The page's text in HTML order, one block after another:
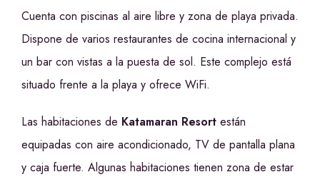
Cuenta con piscinas al aire libre y zona de playa privada.
Dispone de varios restaurantes de cocina internacional y
un bar con vistas a la puesta de sol. Este complejo está
situado frente a la playa y ofrece WiFi.
Las habitaciones de Katamaran Resort están
equipadas con aire acondicionado, TV de pantalla plana
y caja fuerte. Algunas habitaciones tienen zona de estar